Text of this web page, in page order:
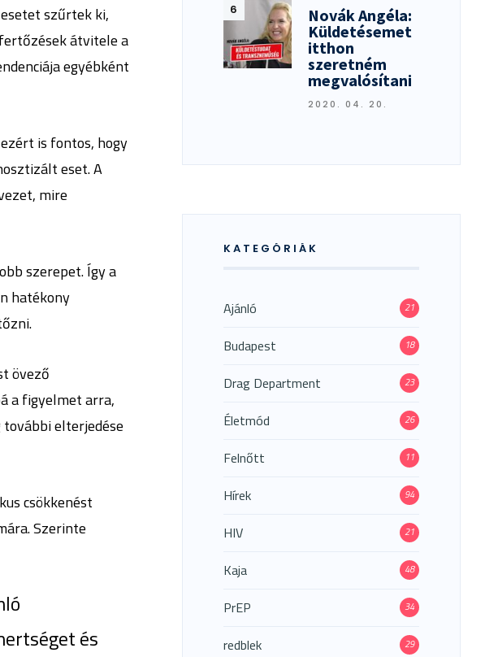
szűrtek ki,
átvitele a
egyébként
is fontos, hogy
eset. A
mire
szerepet. Így a
hatékony
övező
a figyelmet arra,
elterjedése
csökkenést
Szerinte
és
Novák Angéla:
Küldetésemet
itthon
szeretném
megvalósítani
2020. 04. 20.
KATEGÓRIÁK
Ajánló 21
Budapest 18
Drag Department 23
Életmód 26
Felnőtt 11
Hírek 94
HIV 21
Kaja 48
PrEP 34
redblek 29